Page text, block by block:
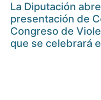
La Diputación
presentación de
Congreso de
que se celebrará